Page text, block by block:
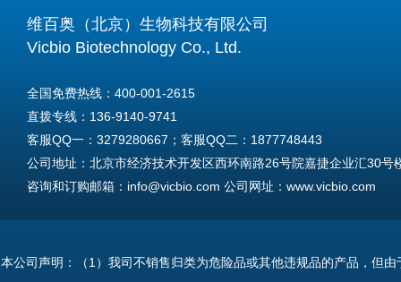
维百奥（北京）生物科技有限公司
Vicbio Biotechnology Co., Ltd.
全国免费热线：400-001-2615
直拨专线：136-9140-9741
客服QQ一：3279280667；客服QQ二：1877748443
公司地址：北京市经济技术开发区西环南路26号院嘉捷企业汇30号
咨询和订购邮箱：info@vicbio.com 公司网址：www.vicbio.com
Tel: +86-13691409741
本公司声明：（1）我司不销售归类为危险品或其他违规品的产品，但